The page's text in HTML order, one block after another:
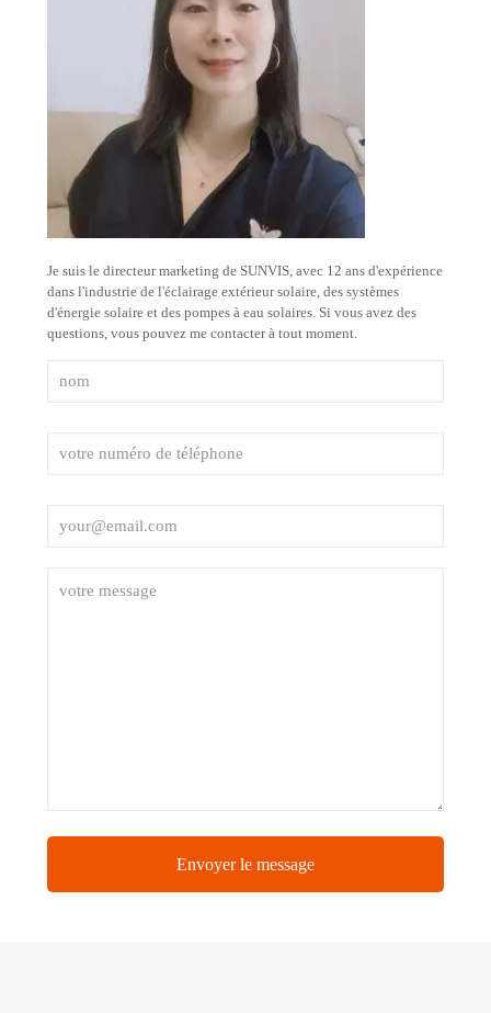
Je suis le directeur marketing de SUNVIS, avec 12 ans d'expérience
dans l'industrie de l'éclairage extérieur solaire, des systèmes
d'énergie solaire et des pompes à eau solaires. Si vous avez des
questions, vous pouvez me contacter à tout moment.